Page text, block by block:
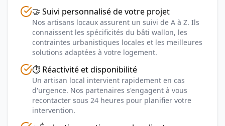
🤝 Suivi personnalisé de votre projet
Nos artisans locaux assurent un suivi de A à Z. Ils
connaissent les spécificités du bâti wallon, les
contraintes urbanistiques locales et les meilleures
solutions adaptées à votre logement.
⏱️ Réactivité et disponibilité
Un artisan local intervient rapidement en cas
d'urgence. Nos partenaires s'engagent à vous
recontacter sous 24 heures pour planifier votre
intervention.